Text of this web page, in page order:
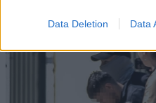
Data Deletion Data